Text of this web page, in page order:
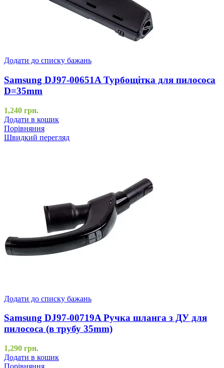
Додати до списку бажань
Samsung DJ97-00651A Турбощітка для пилососа
D=35mm
1,240 грн.
Додати в кошик
Порівняння
Швидкий перегляд
Додати до списку бажань
Samsung DJ97-00719A Ручка шланга з ДУ для
пилососа (в трубу 35mm)
1,290 грн.
Додати в кошик